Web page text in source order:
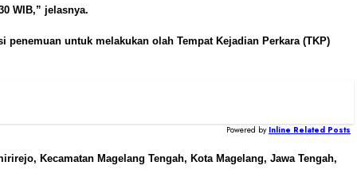
WIB,” jelasnya.
untuk melakukan olah Tempat Kejadian Perkara (TKP)
Powered by Inline Related Posts
Kecamatan Magelang Tengah, Kota Magelang, Jawa Tengah,